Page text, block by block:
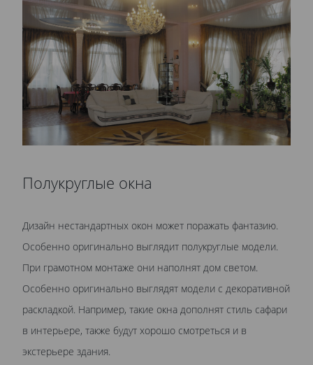
Полукруглые окна
Дизайн нестандартных окон может поражать фантазию.
Особенно оригинально выглядит полукруглые модели.
При грамотном монтаже они наполнят дом светом.
Особенно оригинально выглядят модели с декоративной
раскладкой. Например, такие окна дополнят стиль сафари
в интерьере, также будут хорошо смотреться и в
экстерьере здания.